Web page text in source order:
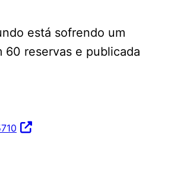
está sofrendo um
reservas e publicada